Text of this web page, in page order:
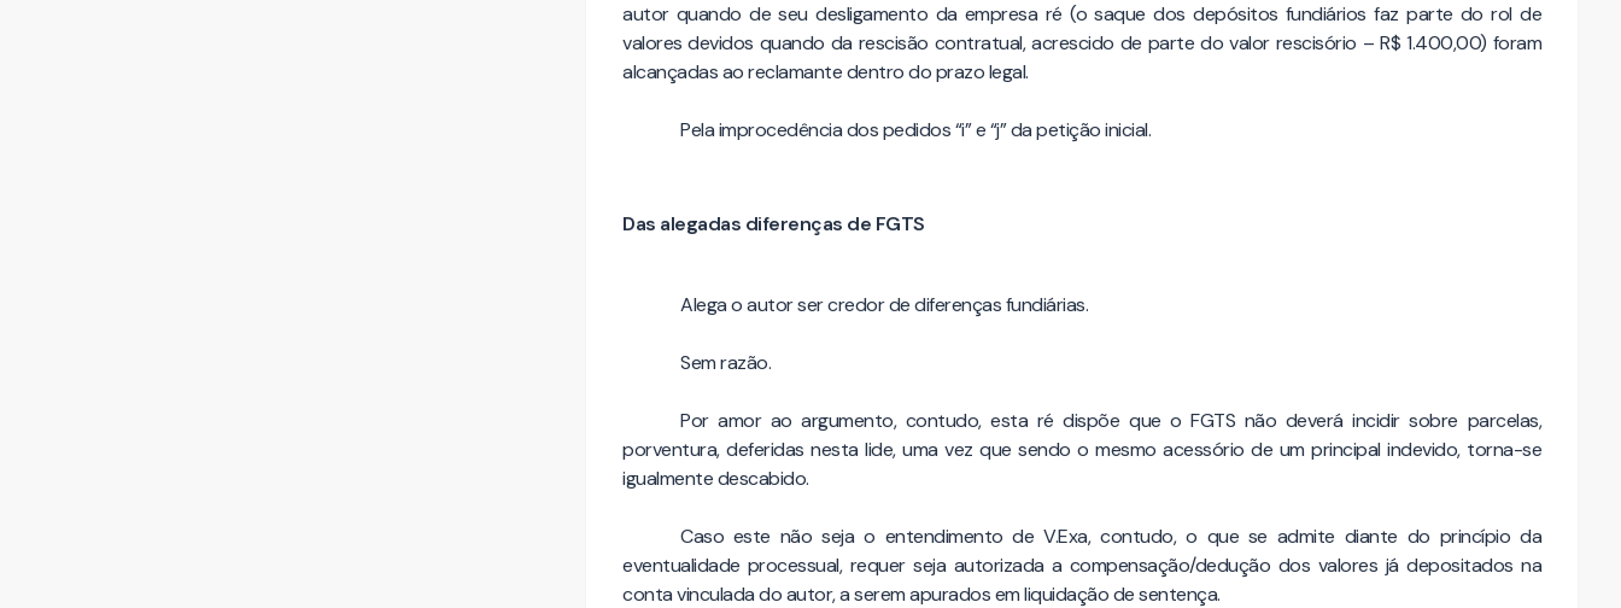
autor quando de seu desligamento da empresa ré (o saque dos depósitos fundiários faz parte do rol de
valores devidos quando da rescisão contratual, acrescido de parte do valor rescisório – R$ 1.400,00) foram
alcançadas ao reclamante dentro do prazo legal.
Pela improcedência dos pedidos “i” e “j” da petição inicial.
Das alegadas diferenças de FGTS
Alega o autor ser credor de diferenças fundiárias.
Sem razão.
Por amor ao argumento, contudo, esta ré dispõe que o FGTS não deverá incidir sobre parcelas,
porventura, deferidas nesta lide, uma vez que sendo o mesmo acessório de um principal indevido, torna-se
igualmente descabido.
Caso este não seja o entendimento de V.Exa, contudo, o que se admite diante do princípio da
eventualidade processual, requer seja autorizada a compensação/dedução dos valores já depositados na
conta vinculada do autor, a serem apurados em liquidação de sentença.